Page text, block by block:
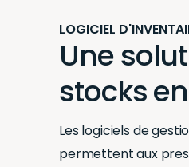
LOGICIEL
Une
stocks
Les logiciels de
permettent aux